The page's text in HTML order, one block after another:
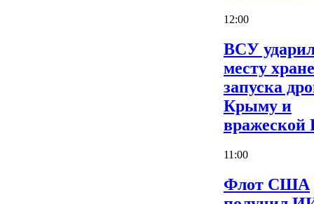
12:00
ВСУ
месту
запуска
Крыму и
вражеской
11:00
Флот США